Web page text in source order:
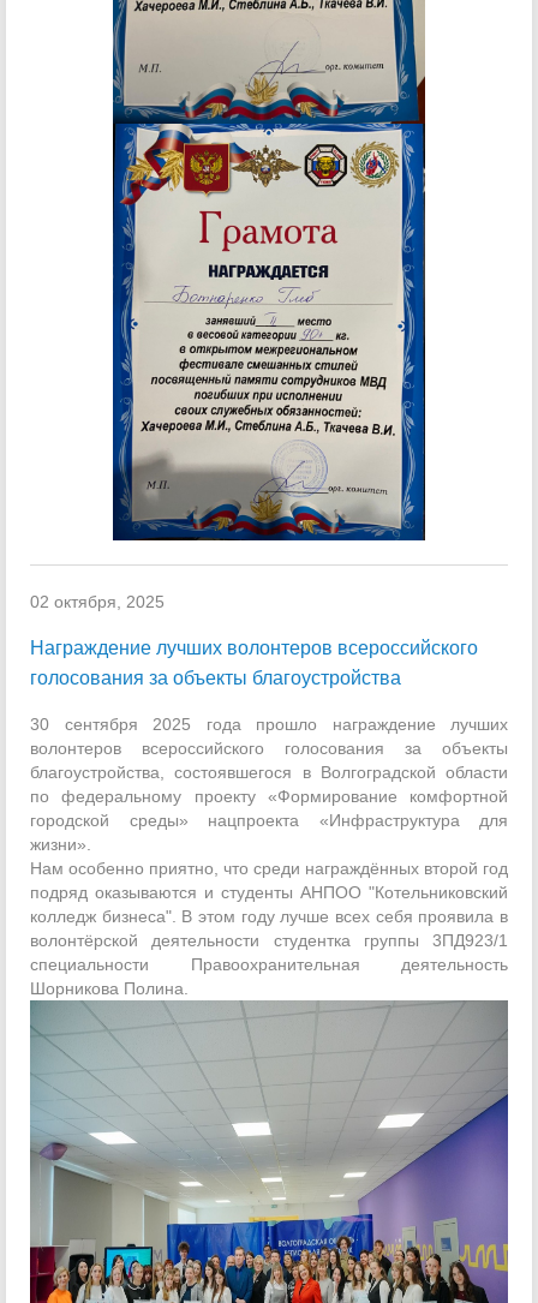
02 октября, 2025
Награждение лучших волонтеров всероссийского
голосования за объекты благоустройства
30 сентября 2025 года прошло награждение лучших
волонтеров всероссийского голосования за объекты
благоустройства, состоявшегося в Волгоградской области
по федеральному проекту «Формирование комфортной
городской среды» нацпроекта «Инфраструктура для
жизни».
Нам особенно приятно, что среди награждённых второй год
подряд оказываются и студенты АНПОО "Котельниковский
колледж бизнеса". В этом году лучше всех себя проявила в
волонтёрской деятельности студентка группы 3ПД923/1
специальности Правоохранительная деятельность
Шорникова Полина.